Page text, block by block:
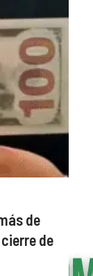
de
de